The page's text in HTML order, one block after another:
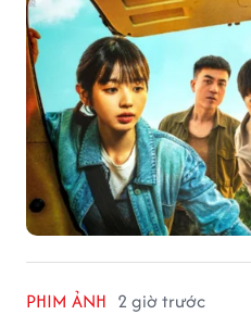
PHIM ẢNH 2 giờ trước